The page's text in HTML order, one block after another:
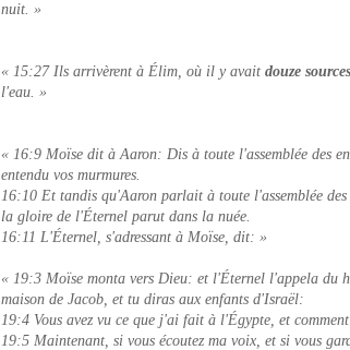
nuit. »
« 15:27 Ils arrivèrent à Élim, où il y avait douze
l'eau. »
« 16:9 Moïse dit à Aaron: Dis à toute l'assemblée des
entendu vos murmures.
16:10 Et tandis qu'Aaron parlait à toute l'assemblée
la gloire de l'Éternel parut dans la nuée.
16:11 L'Éternel, s'adressant à Moïse, dit: »
« 19:3 Moïse monta vers Dieu: et l'Éternel l'appela du
maison de Jacob, et tu diras aux enfants d'Israël:
19:4 Vous avez vu ce que j'ai fait à l'Égypte, et
19:5 Maintenant, si vous écoutez ma voix, et si vous